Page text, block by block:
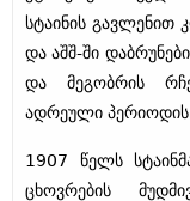
სტაინის გავლენით
და აშშ-ში
და მეგობრის
ადრეული პერიოდის
1907 წელს
ცხოვრების